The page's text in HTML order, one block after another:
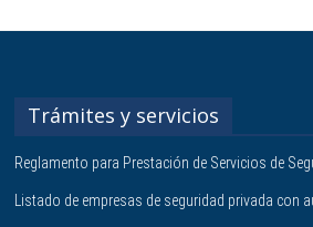
Trámites y servicios
Reglamento para Prestación de Servicios de
Listado de empresas de seguridad privada con